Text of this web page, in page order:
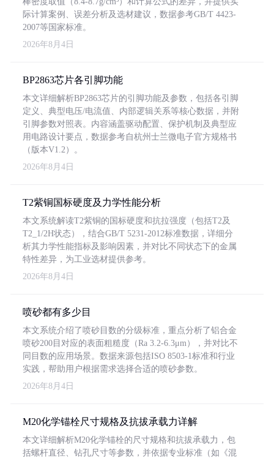
际计算案例、误差分析及选材建议，数据参考GB/T 4423-
2007等国家标准。
2026年8月4日
BP2863芯片各引脚功能
本文详细解析BP2863芯片的引脚功能及参数，包括各引脚
定义、典型电压/电流值、内部逻辑关系等核心数据，并附
引脚参数对照表。内容涵盖驱动配置、保护机制及典型应
用电路设计要点，数据参考自杭州士兰微电子官方规格书
（版本V1.2）。
2026年8月4日
T2紫铜国标硬度及力学性能分析
本文系统解读T2紫铜的国标硬度和抗拉强度（包括T2及
T2_1/2H状态），结合GB/T 5231-2012标准数据，详细分
析其力学性能指标及影响因素，并对比不同状态下的金属
特性差异，为工业选材提供参考。
2026年8月4日
喷砂都有多少目
本文系统介绍了喷砂目数的分级标准，重点分析了铝合金
喷砂200目对应的表面粗糙度（Ra 3.2-6.3μm），并对比不
同目数的应用场景。数据来源包括ISO 8503-1标准和行业
实践，帮助用户根据需求选择合适的喷砂参数。
2026年8月4日
M20化学锚栓尺寸规格及抗拔承载力详解
本文详细解析M20化学锚栓的尺寸规格和抗拔承载力，包
括螺杆直径、钻孔尺寸等参数，并依据专业标准（如《混